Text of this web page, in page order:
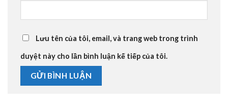
Lưu tên của tôi, email, và trang web trong trình
duyệt này cho lần bình luận kế tiếp của tôi.